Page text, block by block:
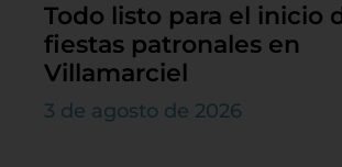
Todo listo para el inicio
fiestas patronales en
Villamarciel
3 de agosto de 2026